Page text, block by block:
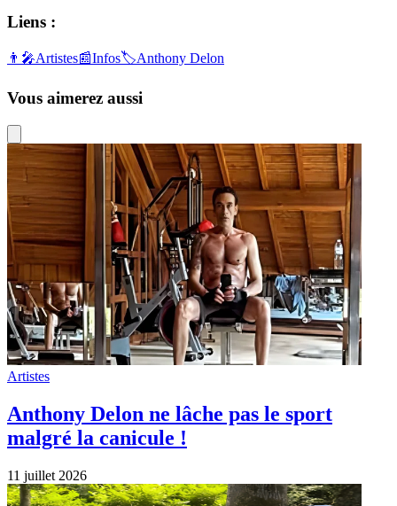
Liens :
👨‍🎤Artistes📰Infos🏷️Anthony Delon
Vous aimerez aussi
Artistes
Anthony Delon ne lâche pas le sport
malgré la canicule !
11 juillet 2026